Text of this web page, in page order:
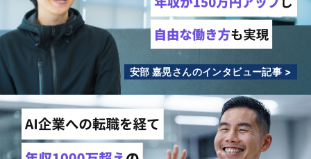
安部 嘉晃さんのインタビュー記事 >